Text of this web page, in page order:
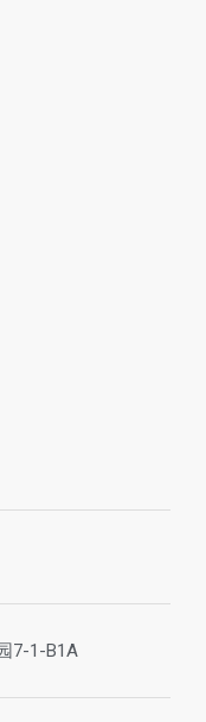
7-1-B1A